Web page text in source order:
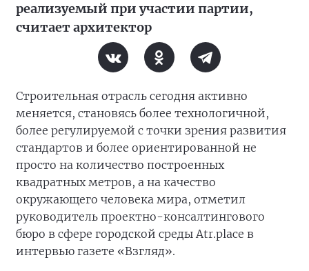
реализуемый при участии партии,
считает архитектор
Строительная отрасль сегодня активно
меняется, становясь более технологичной,
более регулируемой с точки зрения развития
стандартов и более ориентированной не
просто на количество построенных
квадратных метров, а на качество
окружающего человека мира, отметил
руководитель проектно-консалтингового
бюро в сфере городской среды Atr.place в
интервью газете «Взгляд».